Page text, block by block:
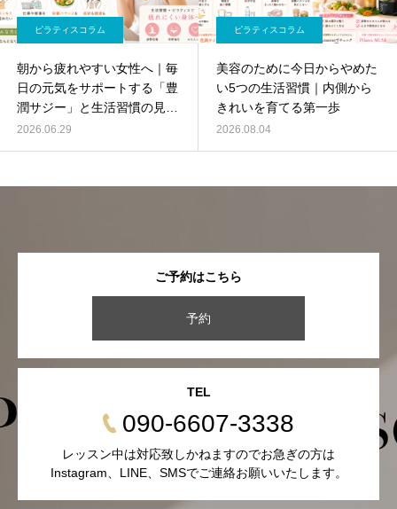
ピラティスコラム
朝から疲れやすい女性へ｜毎
日の元気をサポートする「豊
潤サジー」と生活習慣の見直
し
2026.06.29
ピラティスコラム
美容のために今日からやめた
い5つの生活習慣｜内側から
きれいを育てる第一歩
2026.08.04
ご予約はこちら
予約
TEL
090-6607-3338
レッスン中は対応致しかねますのでお急ぎの方は
Instagram、LINE、SMSでご連絡お願いいたします。